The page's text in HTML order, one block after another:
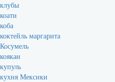
клубы
коати
коба
коктейль маргарита
Косумель
коякан
купуль
кухня Мексики